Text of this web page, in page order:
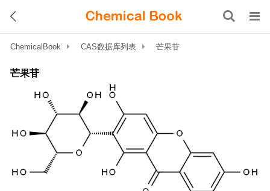
ChemicalBook CAS数据库列表 芒果苷
芒果苷